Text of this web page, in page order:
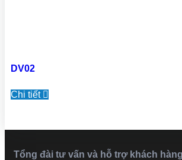
DV02
Chi tiết
Tổng đài tư vấn và hỗ trợ khách